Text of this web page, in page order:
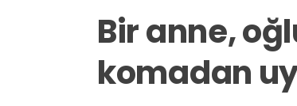
Bir anne,
komadan